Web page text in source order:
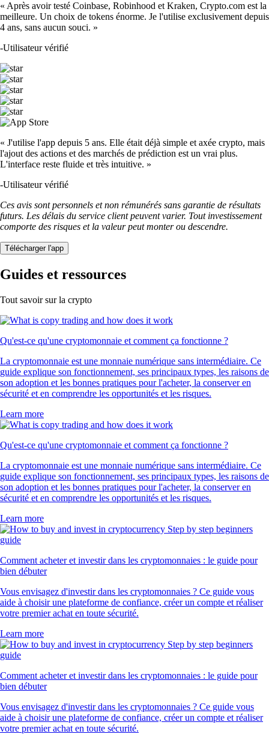
« Après avoir testé Coinbase, Robinhood et Kraken, Crypto.com est la
meilleure. Un choix de tokens énorme. Je l'utilise exclusivement depuis
4 ans, sans aucun souci. »
-Utilisateur vérifié
« J'utilise l'app depuis 5 ans. Elle était déjà simple et axée crypto, mais
l'ajout des actions et des marchés de prédiction est un vrai plus.
L'interface reste fluide et très intuitive. »
-Utilisateur vérifié
Ces avis sont personnels et non rémunérés sans garantie de résultats
futurs. Les délais du service client peuvent varier. Tout investissement
comporte des risques et la valeur peut monter ou descendre.
Télécharger l'app
Guides et ressources
Tout savoir sur la crypto
Qu'est-ce qu'une cryptomonnaie et comment ça fonctionne ?
La cryptomonnaie est une monnaie numérique sans intermédiaire. Ce
guide explique son fonctionnement, ses principaux types, les raisons de
son adoption et les bonnes pratiques pour l'acheter, la conserver en
sécurité et en comprendre les opportunités et les risques.
Learn more
Qu'est-ce qu'une cryptomonnaie et comment ça fonctionne ?
La cryptomonnaie est une monnaie numérique sans intermédiaire. Ce
guide explique son fonctionnement, ses principaux types, les raisons de
son adoption et les bonnes pratiques pour l'acheter, la conserver en
sécurité et en comprendre les opportunités et les risques.
Learn more
Comment acheter et investir dans les cryptomonnaies : le guide pour
bien débuter
Vous envisagez d'investir dans les cryptomonnaies ? Ce guide vous
aide à choisir une plateforme de confiance, créer un compte et réaliser
votre premier achat en toute sécurité.
Learn more
Comment acheter et investir dans les cryptomonnaies : le guide pour
bien débuter
Vous envisagez d'investir dans les cryptomonnaies ? Ce guide vous
aide à choisir une plateforme de confiance, créer un compte et réaliser
votre premier achat en toute sécurité.